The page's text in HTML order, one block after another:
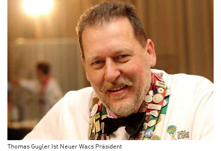
Thomas Gugler Ist Neuer Wacs Präsident